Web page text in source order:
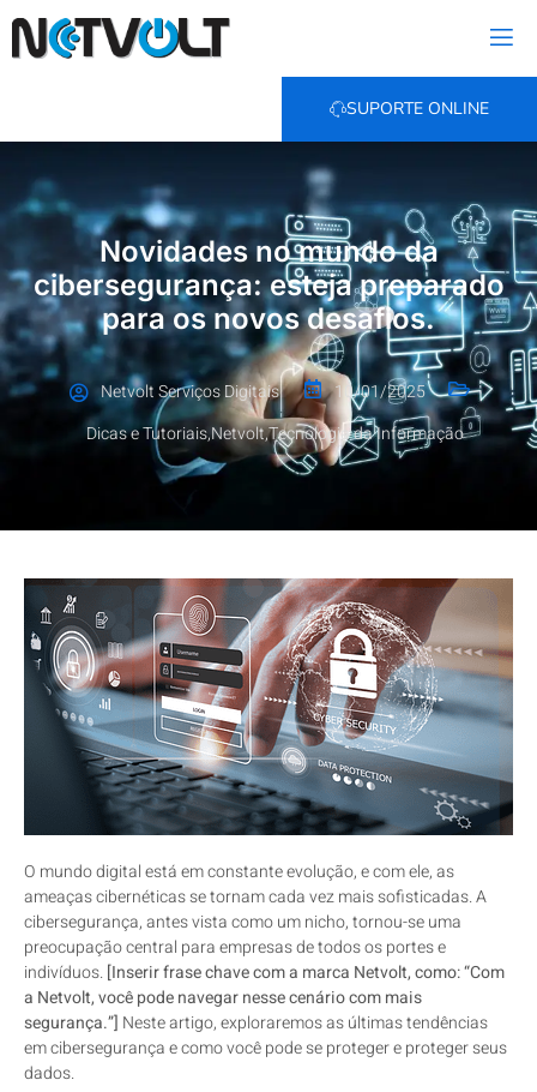
SUPORTE ONLINE
Novidades no mundo da
cibersegurança: esteja preparado
para os novos desafios.
Netvolt Serviços Digitais
10/01/2025
Dicas e Tutoriais,Netvolt,Tecnologia da Informação
O mundo digital está em constante evolução, e com ele, as
ameaças cibernéticas se tornam cada vez mais sofisticadas. A
cibersegurança, antes vista como um nicho, tornou-se uma
preocupação central para empresas de todos os portes e
indivíduos.[Inserir frase chave com a marca Netvolt, como: “Com
a Netvolt, você pode navegar nesse cenário com mais
segurança.”] Neste artigo, exploraremos as últimas tendências
em cibersegurança e como você pode se proteger e proteger seus
dados.